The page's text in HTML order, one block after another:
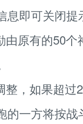
息即可关闭提
原有的50个
，如果超过
的一方将按战